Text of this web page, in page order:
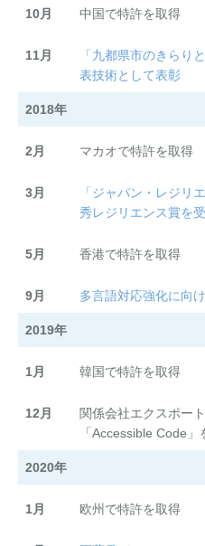
10月 中国で特許を取得​​
11月
「九都県市のきらり
表技術として表彰
2018年
2月 マカオで特許を取得​​
3月
「ジャパン・レジリ
秀レジリエンス賞を
5月 香港で特許を取得
9月 多言語対応強化に向
2019年
1月 韓国で特許を取得
12月
関係会社エクスポー
「Accessible Code」
2020年
1月 欧州で特許を取得